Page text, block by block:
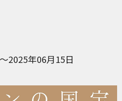
2025年06月15日